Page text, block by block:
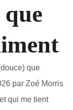
que
par Zoé Morris
qui me tient